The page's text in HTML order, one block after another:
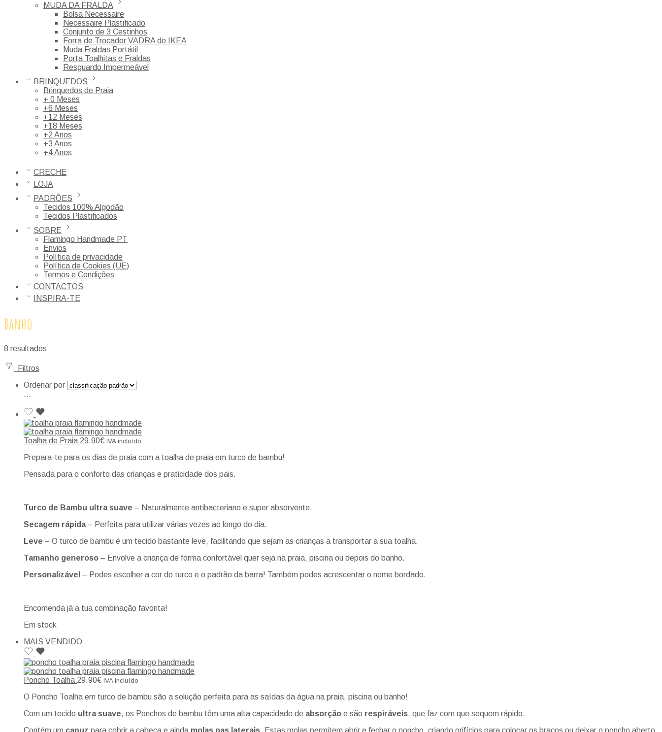
MUDA DA FRALDA
Bolsa Necessaire
Necessaire Plastificado
Conjunto de 3 Cestinhos
Forra de Trocador VADRA do IKEA
Muda Fraldas Portátil
Porta Toalhitas e Fraldas
Resguardo Impermeável
BRINQUEDOS
Brinquedos de Praia
+ 0 Meses
+6 Meses
+12 Meses
+18 Meses
+2 Anos
+3 Anos
+4 Anos
CRECHE
LOJA
PADRÕES
Tecidos 100% Algodão
Tecidos Plastificados
SOBRE
Flamingo Handmade PT
Envios
Política de privacidade
Política de Cookies (UE)
Termos e Condições
CONTACTOS
INSPIRA-TE
Banho
8 resultados
Filtros
Ordenar por
...
Toalha de Praia 29.90€ IVA incluído
Prepara-te para os dias de praia com a toalha de praia em turco de bambu!
Pensada para o conforto das crianças e praticidade dos pais.
Turco de Bambu ultra suave – Naturalmente antibacteriano e super absorvente.
Secagem rápida– Perfeita para utilizar várias vezes ao longo do dia.
Leve – O turco de bambu é um tecido bastante leve, facilitando que sejam as crianças a transportar a sua toalha.
Tamanho generoso – Envolve a criança de forma confortável quer seja na praia, piscina ou depois do banho.
Personalizável – Podes escolher a cor do turco e o padrão da barra! Também podes acrescentar o nome bordado.
Encomenda já a tua combinação favorita!
Em stock
MAIS VENDIDO
Poncho Toalha 29.90€ IVA incluído
O Poncho Toalha em turco de bambu são a solução perfeita para as saídas da água na praia, piscina ou banho!
Com um tecido ultra suave, os Ponchos de bambu têm uma alta capacidade de absorção e são respiráveis, que faz com que sequem rápido.
Contém um capuz para cobrir a cabeça e ainda molas nas laterais . Estas molas permitem abrir e fechar o poncho, criando orifícios para colocar os braços ou deixar o poncho aberto.